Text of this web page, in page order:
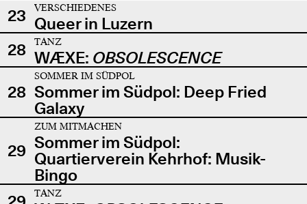
23
VERSCHIEDENES
Queer in Luzern
28
TANZ
WÆXE: OBSOLESCENCE
28
SOMMER IM SÜDPOL
Sommer im Südpol: Deep Fried
Galaxy
29
ZUM MITMACHEN
Sommer im Südpol:
Quartierverein Kehrhof: Musik-
Bingo
TANZ